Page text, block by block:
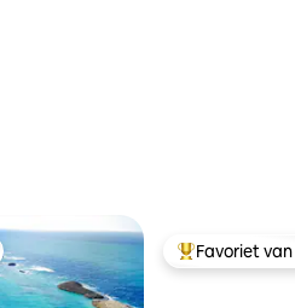
Topfavoriet
Favoriet